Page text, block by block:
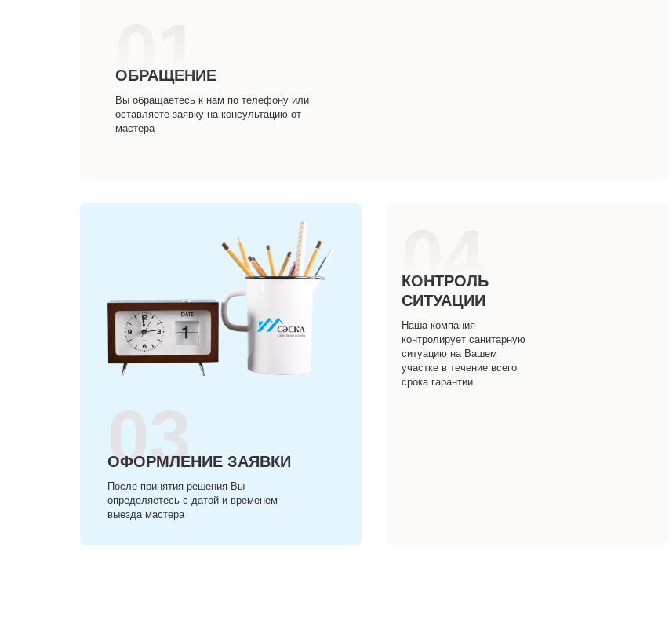
01
ОБРАЩЕНИЕ
Вы обращаетесь к нам по телефону или
оставляете заявку на консультацию от
мастера
03
ОФОРМЛЕНИЕ ЗАЯВКИ
После принятия решения Вы
определяетесь с датой и временем
выезда мастера
04
КОНТРОЛЬ
СИТУАЦИИ
Наша компания
контролирует санитарную
ситуацию на Вашем
участке в течение всего
срока гарантии